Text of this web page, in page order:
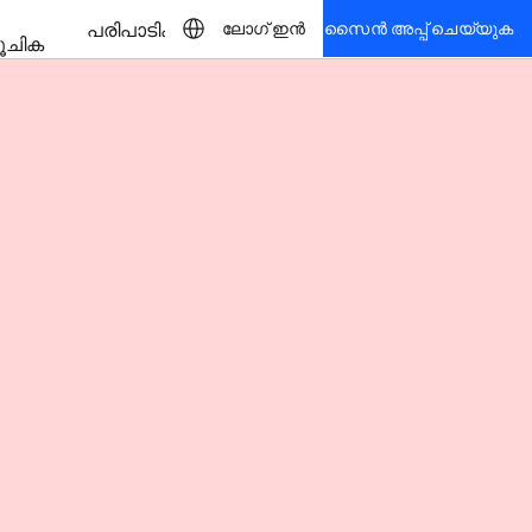
പരിപാടികൾ ലോഗ് ഇൻ സൈൻ അപ്പ് ചെയ്യുക